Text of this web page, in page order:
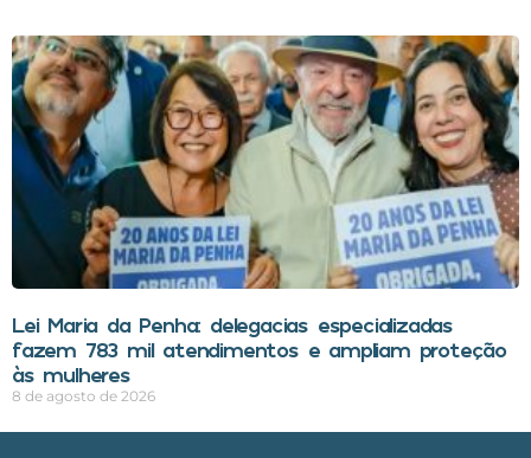
Lei Maria da Penha: delegacias especializadas
fazem 783 mil atendimentos e ampliam proteção
às mulheres
8 de agosto de 2026